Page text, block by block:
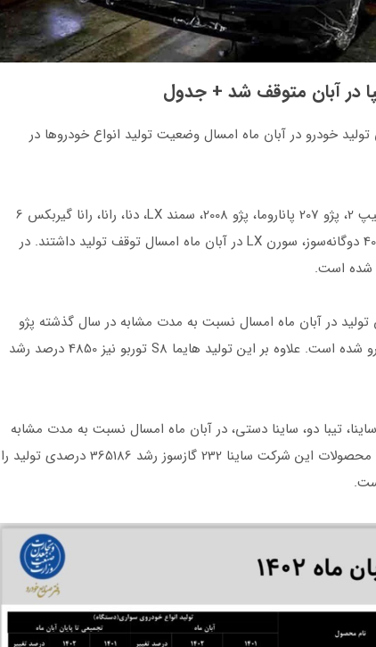
خودرو در آبان ماه امسال وضعیت تولید انواع خودروها در
برهمین اساس در شرکت ایران خودرو، پژو 206 تیپ 2، پژو 207 پاناروما، پژو 2008، سمند LX، دنا، رانا، رانا گیربکس 6
دنده، رانا گیربکس 6 دنده AMT، پژو 405، پژو 405 دوگانه‌سوز، سورن LX در آبان ماه امسال توقف تولید داشتند. در
شده است.
در آبان ماه امسال نسبت به مدت مشابه در سال گذشته پژو
207 اتوماتیک پاناروما با رشد 175033 درصد روبرو شده است. علاوه بر این تولید هایما S8 توربو نیز 4850 درصد رشد
تیبا دو، ساینا دستی، در آبان ماه امسال نسبت به مدت مشابه
در سال گذشته توقف تولید داشته است. از میان محصولات این شرکت ساینا 232 گازسوز رشد 365186 درصدی تولید را